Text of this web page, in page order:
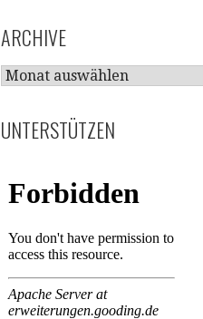
ARCHIVE
ARCHIVE
UNTERSTÜTZEN